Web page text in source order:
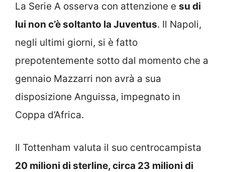
La Serie A osserva con attenzione e su di
lui non c’è soltanto la Juventus. Il Napoli,
negli ultimi giorni, si è fatto
prepotentemente sotto dal momento che a
gennaio Mazzarri non avrà a sua
disposizione Anguissa, impegnato in
Coppa d’Africa.
Il Tottenham valuta il suo centrocampista
20 milioni di sterline, circa 23 milioni di